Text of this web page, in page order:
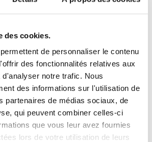
des cookies.
de personnaliser le contenu
des fonctionnalités relatives aux
notre trafic. Nous
des informations sur l'utilisation de
partenaires de médias sociaux, de
qui peuvent combiner celles-ci
que vous leur avez fournies
lors de votre utilisation de leurs
Bewegungen entwickelt. Und
warm bleiben, haben wir die
Polyesterfleece gefüttert. Das
bedeckt die
bietet so zusätzlichen Schutz.
entsprechen der Norm
mit einer Fingerfertigkeit von
EN 388 : 2016 mit einer Leistung